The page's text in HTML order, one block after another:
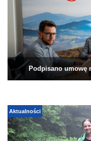
Podpisano umowę
Aktualności